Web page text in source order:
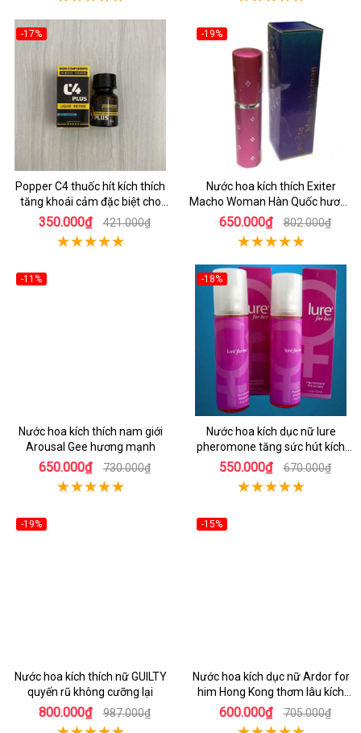
-17%
Popper C4 thuốc hít kích thích
tăng khoái cảm đặc biệt cho
nam gay
350.000₫ 421.000₫
-19%
Nước hoa kích thích Exiter
Macho Woman Hàn Quốc hương
quyến rũ
650.000₫ 802.000₫
-11%
Nước hoa kích thích nam giới
Arousal Gee hương mạnh
650.000₫ 730.000₫
-18%
Nước hoa kích dục nữ Iure
pheromone tăng sức hút kích
thích ham muốn
550.000₫ 670.000₫
-19%
Nước hoa kích thích nữ GUILTY
quyến rũ không cưỡng lại
800.000₫ 987.000₫
-15%
Nước hoa kích dục nữ Ardor for
him Hong Kong thơm lâu kích
thích
600.000₫ 705.000₫